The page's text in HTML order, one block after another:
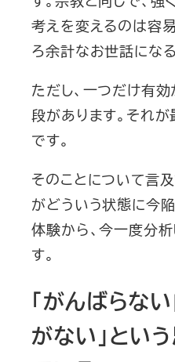
考えを変えるのは容
ろ余計なお世話にな
ただし、一つだけ有
段があります。それ
です。
そのことについて言
がどういう状態に今
体験から、今一度分
す。
「がんばらな
がない」とい